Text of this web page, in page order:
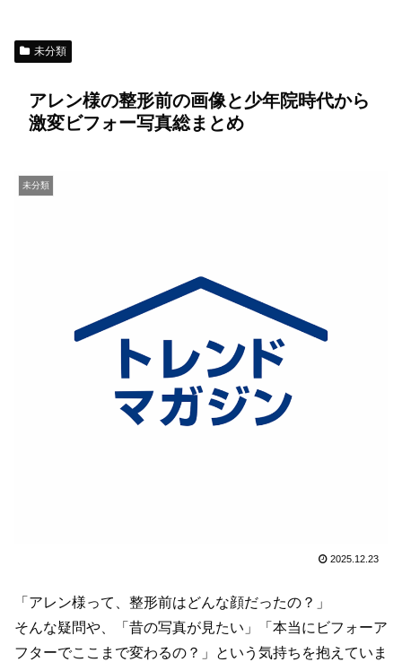
未分類
アレン様の整形前の画像と少年院時代から
激変ビフォー写真総まとめ
未分類
2025.12.23
「アレン様って、整形前はどんな顔だったの？」
そんな疑問や、「昔の写真が見たい」「本当にビフォーア
フターでここまで変わるの？」という気持ちを抱えていま